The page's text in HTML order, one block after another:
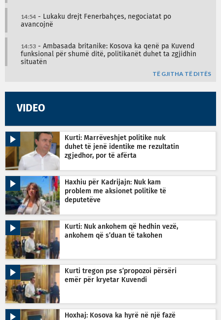
14:54 - Lukaku drejt Fenerbahçes, negociatat po
avancojnë
14:53 - Ambasada britanike: Kosova ka qenë pa Kuvend
funksional për shumë ditë, politikanët duhet ta zgjidhin
situatën
TË GJITHA TË DITËS
VIDEO
Kurti: Marrëveshjet politike nuk
duhet të jenë identike me rezultatin
zgjedhor, por të afërta
Haxhiu për Kadrijajn: Nuk kam
problem me aksionet politike të
deputetëve
Kurti: Nuk ankohem që hedhin vezë,
ankohem që s’duan të takohen
Kurti tregon pse s’propozoi përsëri
emër për kryetar Kuvendi
Hoxhaj: Kosova ka hyrë në një fazë